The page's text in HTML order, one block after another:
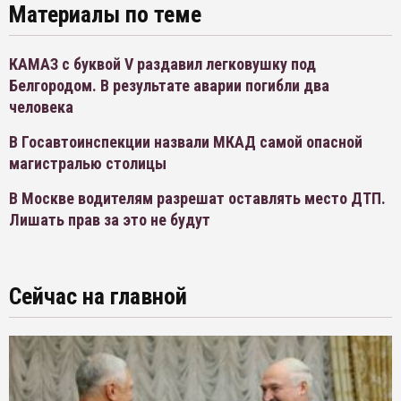
Материалы по теме
КАМАЗ с буквой V раздавил легковушку под
Белгородом. В результате аварии погибли два
человека
В Госавтоинспекции назвали МКАД самой опасной
магистралью столицы
В Москве водителям разрешат оставлять место ДТП.
Лишать прав за это не будут
Сейчас на главной